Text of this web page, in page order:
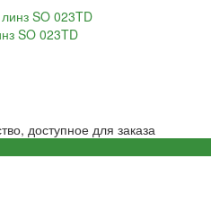
SO 023TD
доступное для заказа